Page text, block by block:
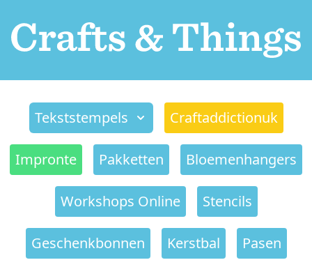
Tekststempels Craftaddictionuk
Impronte Pakketten Bloemenhangers
Workshops Online Stencils
Geschenkbonnen Kerstbal Pasen